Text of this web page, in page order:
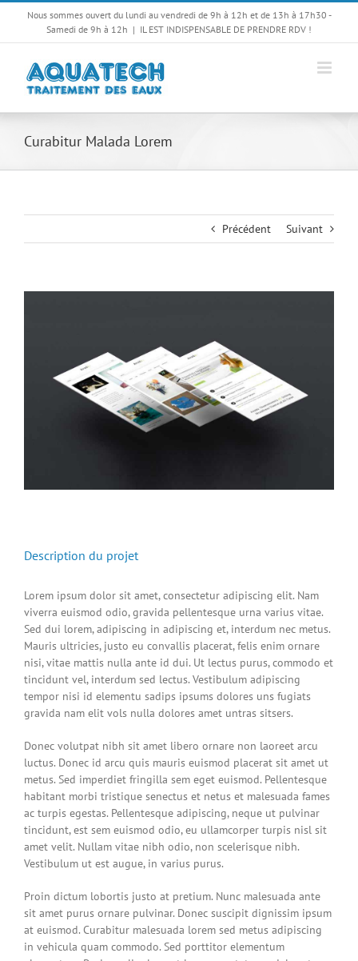
Passer
contenu
Nous sommes ouvert du lundi au vendredi de 9h à 12h et de 13h à 17h30 -
Samedi de 9h à 12h | IL EST INDISPENSABLE DE PRENDRE RDV !
Curabitur Malada Lorem
Précédent Suivant
Description du projet
Lorem ipsum dolor sit amet, consectetur adipiscing elit. Nam
viverra euismod odio, gravida pellentesque urna varius vitae.
Sed dui lorem, adipiscing in adipiscing et, interdum nec metus.
Mauris ultricies, justo eu convallis placerat, felis enim ornare
nisi, vitae mattis nulla ante id dui. Ut lectus purus, commodo et
tincidunt vel, interdum sed lectus. Vestibulum adipiscing
tempor nisi id elementu sadips ipsums dolores uns fugiats
gravida nam elit vols nulla dolores amet untras sitsers.
Donec volutpat nibh sit amet libero ornare non laoreet arcu
luctus. Donec id arcu quis mauris euismod placerat sit amet ut
metus. Sed imperdiet fringilla sem eget euismod. Pellentesque
habitant morbi tristique senectus et netus et malesuada fames
ac turpis egestas. Pellentesque adipiscing, neque ut pulvinar
tincidunt, est sem euismod odio, eu ullamcorper turpis nisl sit
amet velit. Nullam vitae nibh odio, non scelerisque nibh.
Vestibulum ut est augue, in varius purus.
Proin dictum lobortis justo at pretium. Nunc malesuada ante
sit amet purus ornare pulvinar. Donec suscipit dignissim ipsum
at euismod. Curabitur malesuada lorem sed metus adipiscing
in vehicula quam commodo. Sed porttitor elementum